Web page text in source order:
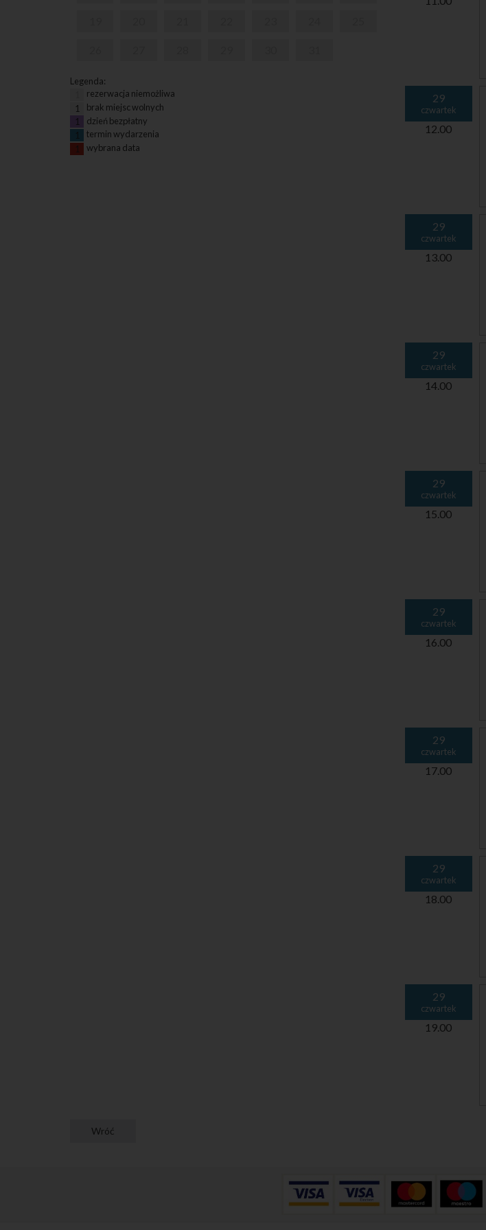
Legenda:
rezerwacja niemożliwa
1
brak miejsc wolnych
1
dzień bezpłatny
termin wydarzenia
1
wybrana data
29
czwartek
12.00
29
czwartek
13.00
29
czwartek
14.00
29
czwartek
15.00
29
czwartek
16.00
29
czwartek
17.00
29
czwartek
18.00
29
czwartek
19.00